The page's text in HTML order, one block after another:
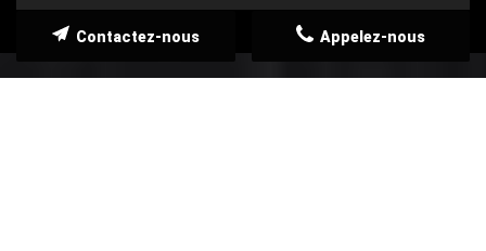
Appelez-nous
Contactez-nous